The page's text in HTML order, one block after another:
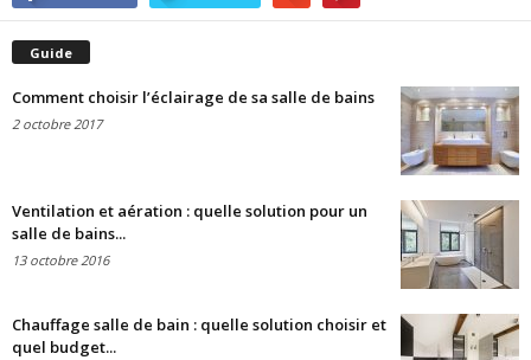
Guide
Comment choisir l’éclairage de sa salle de bains
2 octobre 2017
Ventilation et aération : quelle solution pour un
salle de bains...
13 octobre 2016
Chauffage salle de bain : quelle solution choisir et
quel budget...